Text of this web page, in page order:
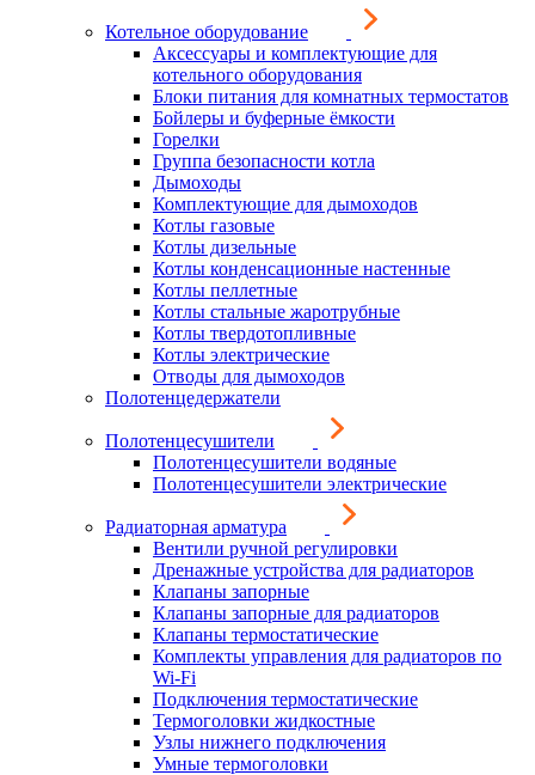
Котельное оборудование
Аксессуары и комплектующие для
котельного оборудования
Блоки питания для комнатных термостатов
Бойлеры и буферные ёмкости
Горелки
Группа безопасности котла
Дымоходы
Комплектующие для дымоходов
Котлы газовые
Котлы дизельные
Котлы конденсационные настенные
Котлы пеллетные
Котлы стальные жаротрубные
Котлы твердотопливные
Котлы электрические
Отводы для дымоходов
Полотенцедержатели
Полотенцесушители
Полотенцесушители водяные
Полотенцесушители электрические
Радиаторная арматура
Вентили ручной регулировки
Дренажные устройства для радиаторов
Клапаны запорные
Клапаны запорные для радиаторов
Клапаны термостатические
Комплекты управления для радиаторов по
Wi-Fi
Подключения термостатические
Термоголовки жидкостные
Узлы нижнего подключения
Умные термоголовки